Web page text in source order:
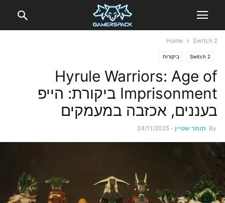
Home Switch 2
Switch 2 ביקורות
Hyrule Warriors: Age of
Imprisonment ביקורת: הייפ
בעננים, אכזבה במעמקים
By תומר שטיין -
24/11/2025